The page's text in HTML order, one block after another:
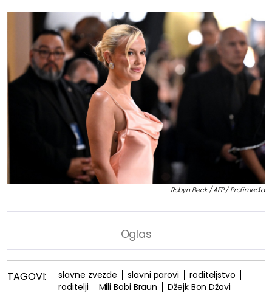
Robyn Beck / AFP / Profimedia
TAGOVI: slavne zvezde slavni parovi
roditeljstvo
roditelji
Mili Bobi Braun Džejk Bon Džovi